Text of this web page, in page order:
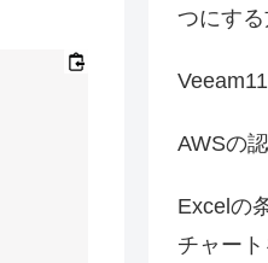
つにす
AWSの
Excelの
チャー